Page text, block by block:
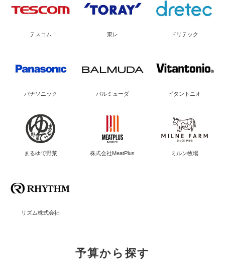
テスコム 東レ ドリテック
パナソニック バルミューダ ビタントニオ
まるゆで野菜 株式会社MeatPlus ミルン牧場
リズム株式会社
予算から探す